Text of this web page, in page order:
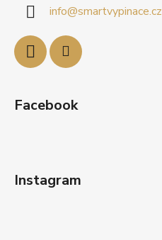
info@smartvypinace.cz
Facebook
Instagram